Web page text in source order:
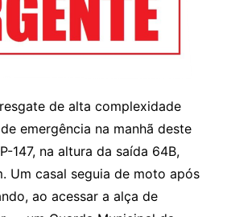
de alta complexidade
emergência na manhã deste
147, na altura da saída 64B,
Um casal seguia de moto após
ao acessar a alça de